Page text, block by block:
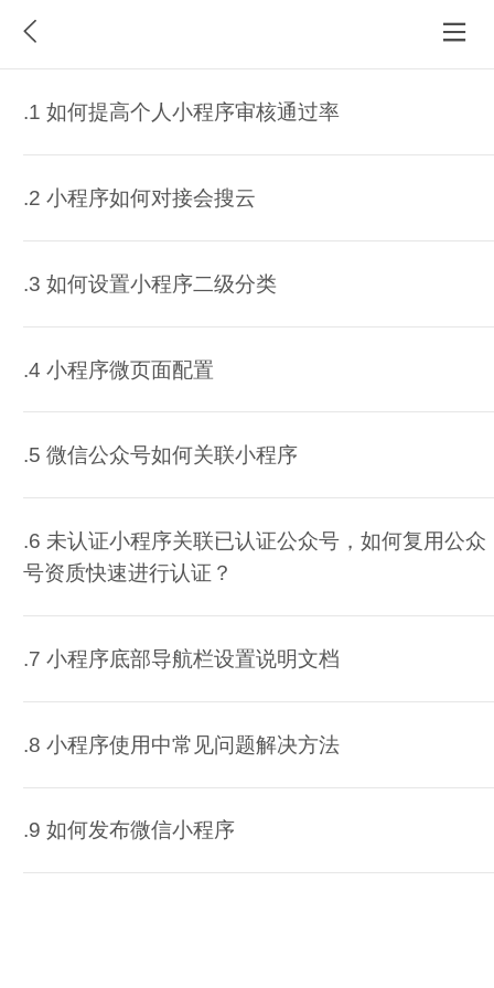
.1 如何提高个人小程序审核通过率
.2 小程序如何对接会搜云
.3 如何设置小程序二级分类
.4 小程序微页面配置
.5 微信公众号如何关联小程序
.6 未认证小程序关联已认证公众号，如何复用公众
号资质快速进行认证？
.7 小程序底部导航栏设置说明文档
.8 小程序使用中常见问题解决方法
.9 如何发布微信小程序